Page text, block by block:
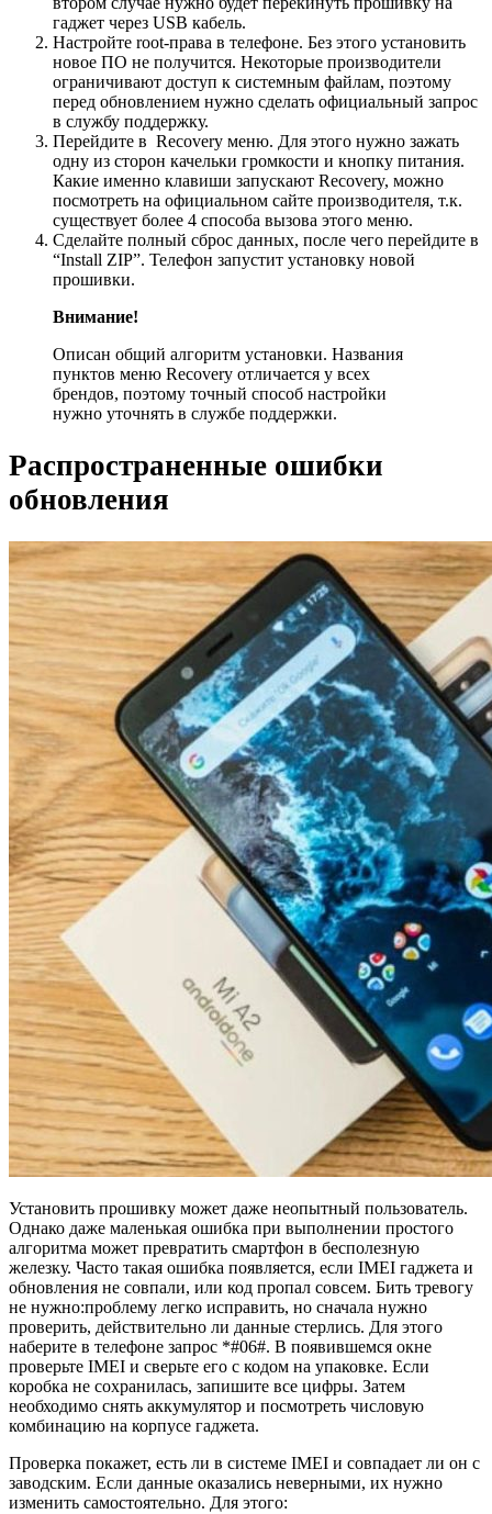
гаджет через USB кабель.
Настройте root-права в телефоне. Без этого установить
новое ПО не получится. Некоторые производители
ограничивают доступ к системным файлам, поэтому
перед обновлением нужно сделать официальный запрос
в службу поддержку.
Перейдите в Recovery меню. Для этого нужно зажать
одну из сторон качельки громкости и кнопку питания.
Какие именно клавиши запускают Recovery, можно
посмотреть на официальном сайте производителя, т.к.
существует более 4 способа вызова этого меню.
Сделайте полный сброс данных, после чего перейдите в
“Install ZIP”. Телефон запустит установку новой
прошивки.
Внимание!
Описан общий алгоритм установки. Названия
пунктов меню Recovery отличается у всех
брендов, поэтому точный способ настройки
нужно уточнять в службе поддержки.
Распространенные ошибки
обновления
Установить прошивку может даже неопытный пользователь.
Однако даже маленькая ошибка при выполнении простого
алгоритма может превратить смартфон в бесполезную
железку. Часто такая ошибка появляется, если IMEI гаджета и
обновления не совпали, или код пропал совсем. Бить тревогу
не нужно:проблему легко исправить, но сначала нужно
проверить, действительно ли данные стерлись. Для этого
наберите в телефоне запрос *#06#. В появившемся окне
проверьте IMEI и сверьте его с кодом на упаковке. Если
коробка не сохранилась, запишите все цифры. Затем
необходимо снять аккумулятор и посмотреть числовую
комбинацию на корпусе гаджета.
Проверка покажет, есть ли в системе IMEI и совпадает ли он с
заводским. Если данные оказались неверными, их нужно
изменить самостоятельно. Для этого: